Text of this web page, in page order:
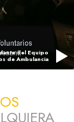
del Equipo
de Ambulancia